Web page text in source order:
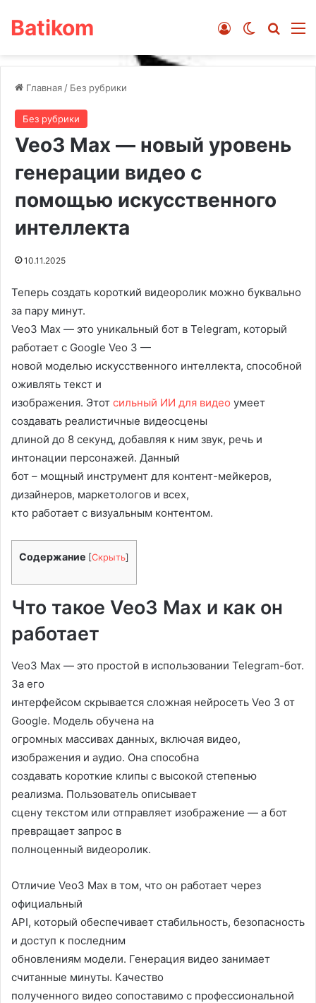
Batikom Switch skin
Войти
Главная / Без рубрики
Без рубрики
Veo3 Max — новый уровень
генерации видео с
помощью искусственного
интеллекта
10.11.2025
Теперь создать короткий видеоролик можно буквально
за пару минут.
Veo3 Max — это уникальный бот в Telegram, который
работает с Google Veo 3 —
новой моделью искусственного интеллекта, способной
оживлять текст и
изображения. Этот сильный ИИ для видео умеет
создавать реалистичные видеосцены
длиной до 8 секунд, добавляя к ним звук, речь и
интонации персонажей. Данный
бот – мощный инструмент для контент-мейкеров,
дизайнеров, маркетологов и всех,
кто работает с визуальным контентом.
Содержание [Скрыть]
Что такое Veo3 Max и как он
работает
Veo3 Max — это простой в использовании Telegram-бот.
За его
интерфейсом скрывается сложная нейросеть Veo 3 от
Google. Модель обучена на
огромных массивах данных, включая видео,
изображения и аудио. Она способна
создавать короткие клипы с высокой степенью
реализма. Пользователь описывает
сцену текстом или отправляет изображение — а бот
превращает запрос в
полноценный видеоролик.
Отличие Veo3 Max в том, что он работает через
официальный
API, который обеспечивает стабильность, безопасность
и доступ к последним
обновлениям модели. Генерация видео занимает
считанные минуты. Качество
полученного видео сопоставимо с профессиональной